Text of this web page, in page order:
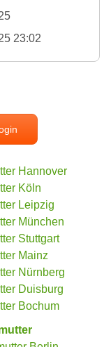
23:02
Hannover
Köln
Leipzig
München
Stuttgart
Mainz
Nürnberg
Duisburg
Bochum